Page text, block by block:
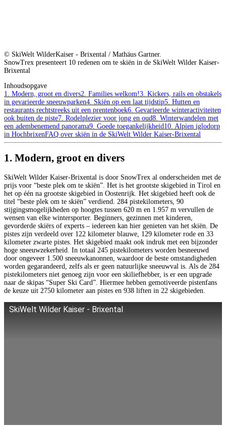
© SkiWelt WilderKaiser - Brixental / Mathäus Gartner.
SnowTrex presenteert 10 redenen om te skiën in de SkiWelt Wilder Kaiser-
Brixental
Inhoudsopgave
1. Modern, groot en divers2. Families welkom!3. Kickers, rails en obstakels
in gevarieerde sneeuwparken4. Skiën op een laat tijdstip5. Hutten en
restaurants rechtstreeks uit een prentenboek6. Gevarieerde winteractiviteiten
ook buiten de piste7. Rodelplezier voor jong en oud8. Winterwandelen met
een adembenemend panorama9. Goede toegankelijkheid 10. Alpien iglodorp
in HochbrixenFAQ over skiën in de SkiWelt Wilder Kaiser-Brixental
1. Modern, groot en divers
SkiWelt Wilder Kaiser-Brixental is door SnowTrex al onderscheiden met de
prijs voor “beste plek om te skiën”. Het is het grootste skigebied in Tirol en
het op één na grootste skigebied in Oostenrijk. Het skigebied heeft ook de
titel “beste plek om te skiën” verdiend. 284 pistekilometers, 90
stijgingsmogelijkheden op hoogtes tussen 620 m en 1.957 m vervullen de
wensen van elke wintersporter. Beginners, gezinnen met kinderen,
gevorderde skiërs of experts – iedereen kan hier genieten van het skiën. De
pistes zijn verdeeld over 122 kilometer blauwe, 129 kilometer rode en 33
kilometer zwarte pistes. Het skigebied maakt ook indruk met een bijzonder
hoge sneeuwzekerheid. In totaal 245 pistekilometers worden besneeuwd
door ongeveer 1.500 sneeuwkanonnen, waardoor de beste omstandigheden
worden gegarandeerd, zelfs als er geen natuurlijke sneeuwval is. Als de 284
pistekilometers niet genoeg zijn voor een skiliefhebber, is er een upgrade
naar de skipas “Super Ski Card”. Hiermee hebben gemotiveerde pistenfans
de keuze uit 2750 kilometer aan pistes en 938 liften in 22 skigebieden.
SkiWelt Wilder Kaiser - Brixental